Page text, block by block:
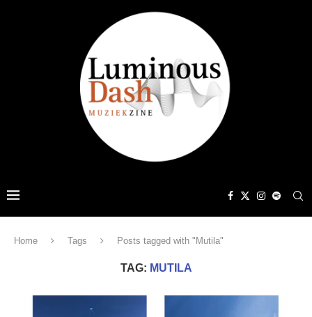
Home Tags Posts tagged with "Mutila"
TAG: MUTILA